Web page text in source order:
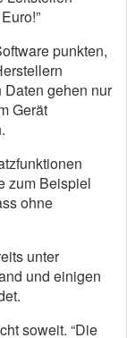
punkten,
gehen nur
Gerät
zum Beispiel
ohne
unter
und einigen
soweit. “Die